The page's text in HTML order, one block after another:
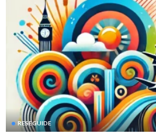
RESEGUIDE